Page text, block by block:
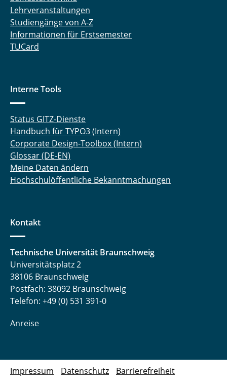
Lehrveranstaltungen
Studiengänge von A-Z
Informationen für Erstsemester
TUCard
Interne Tools
Status GITZ-Dienste
Handbuch für TYPO3 (Intern)
Corporate Design-Toolbox (Intern)
Glossar (DE-EN)
Meine Daten ändern
Hochschulöffentliche Bekanntmachungen
Kontakt
Technische Universität Braunschweig
Universitätsplatz 2
38106 Braunschweig
Postfach: 38092 Braunschweig
Telefon: +49 (0) 531 391-0
Anreise
Impressum Datenschutz Barrierefreiheit